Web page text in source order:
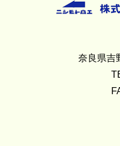
奈良県吉